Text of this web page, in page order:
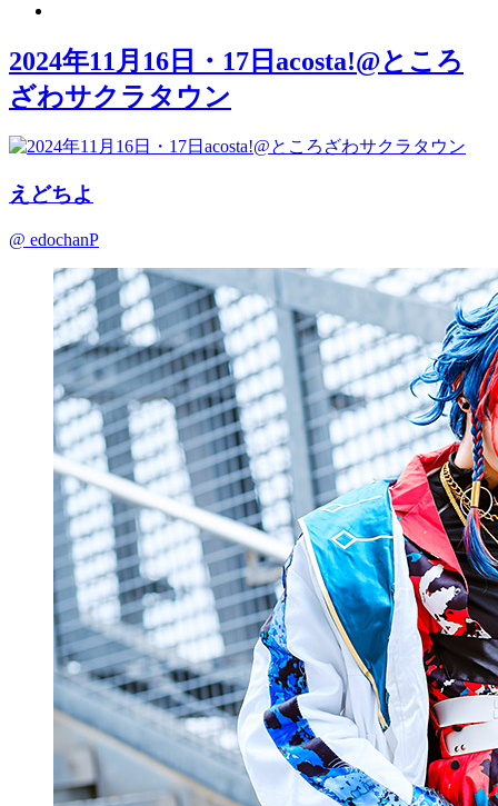
2024年11月16日・17日acosta!@ところ
ざわサクラタウン
えどちよ
@ edochanP